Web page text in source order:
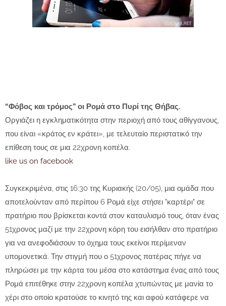
“Φόβος και τρόμος” οι Ρομά στο Πυρί της Θήβας.
Οργιάζει η εγκληματικότητα στην περιοχή από τους αθίγγανους,
που είναι «κράτος εν κράτει», με τελευταίο περιστατικό την
επίθεση τους σε μια 22χρονη κοπέλα.
like us on facebook
Συγκεκριμένα, στις 16:30 της Κυριακής (20/05), μια ομάδα που
αποτελούνταν από περίπου 6 Ρομά είχε στήσει "καρτέρι" σε
πρατήριο που βρίσκεται κοντά στον καταυλισμό τους, όταν ένας
51χρονος μαζί με την 22χρονη κόρη του εισήλθαν στο πρατήριο
για να ανεφοδιάσουν το όχημα τους εκείνοι περίμεναν
υπομονετικά. Την στιγμή που ο 51χρονος πατέρας πήγε να
πληρώσει με την κάρτα του μέσα στο κατάστημα ένας από τους
Ρομά επιτέθηκε στην 22χρονη κοπέλα χτυπώντας με μανία το
χέρι στο οποίο κρατούσε το κινητό της και αφού κατάφερε να